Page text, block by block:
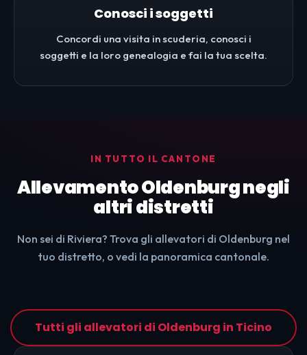
Conosci i soggetti
Concordi una visita in scuderia, conosci i
soggetti e la loro genealogia e fai la tua scelta.
IN TUTTO IL CANTONE
Allevamento Oldenburg negli
altri distretti
Non sei di Riviera? Trova gli allevatori di Oldenburg nel
tuo distretto, o vedi la panoramica cantonale.
Tutti gli allevatori di Oldenburg in Ticino